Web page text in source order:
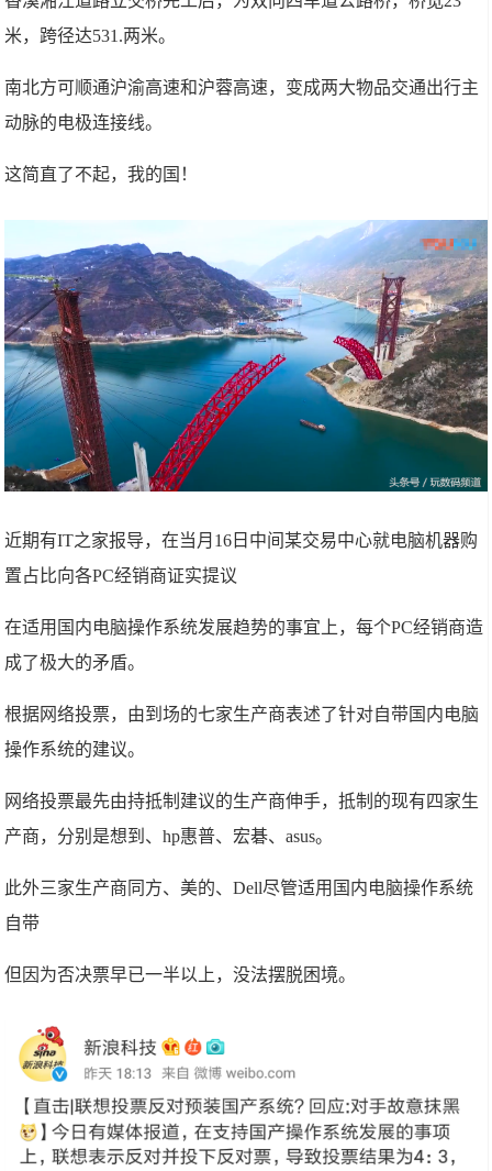
米，跨径达531.两米。
南北方可顺通沪渝高速和沪蓉高速，变成两大物品交通出行主
动脉的电极连接线。
这简直了不起，我的国！
近期有IT之家报导，在当月16日中间某交易中心就电脑机器购
置占比向各PC经销商证实提议
在适用国内电脑操作系统发展趋势的事宜上，每个PC经销商造
成了极大的矛盾。
根据网络投票，由到场的七家生产商表述了针对自带国内电脑
操作系统的建议。
网络投票最先由持抵制建议的生产商伸手，抵制的现有四家生
产商，分别是想到、hp惠普、宏碁、asus。
此外三家生产商同方、美的、Dell尽管适用国内电脑操作系统
自带
但因为否决票早已一半以上，没法摆脱困境。